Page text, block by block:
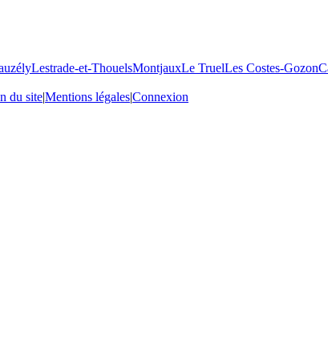
Lestrade-et-ThouelsMontjauxLe TruelLes Costes-Gozon
du site|Mentions légales|Connexion